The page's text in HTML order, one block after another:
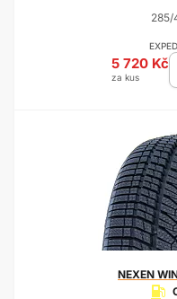
285/
5 720 Kč
za kus
NEXEN